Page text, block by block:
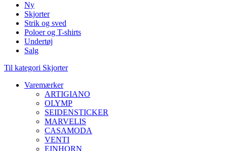
Ny
Skjorter
Strik og sved
Poloer og T-shirts
Undertøj
Salg
Til kategori Skjorter
Varemærker
ARTIGIANO
OLYMP
SEIDENSTICKER
MARVELIS
CASAMODA
VENTI
EINHORN